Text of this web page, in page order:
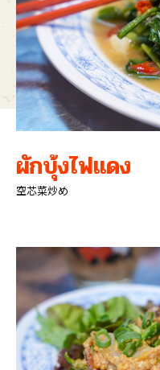
ผักบุ้งไฟแดง
空芯菜炒め